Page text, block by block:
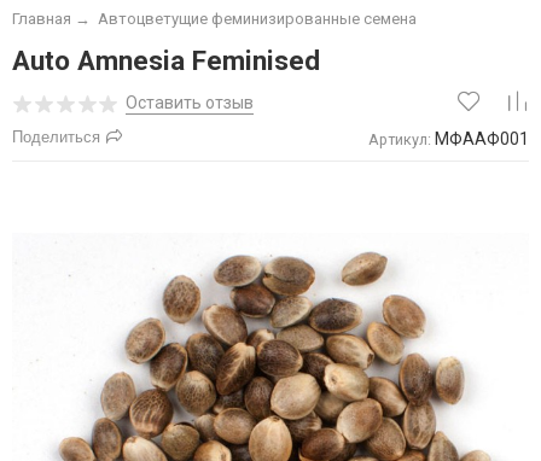
Главная → Автоцветущие феминизированные семена
Auto Amnesia Feminised
Оставить отзыв
Поделиться Артикул: МФААФ001